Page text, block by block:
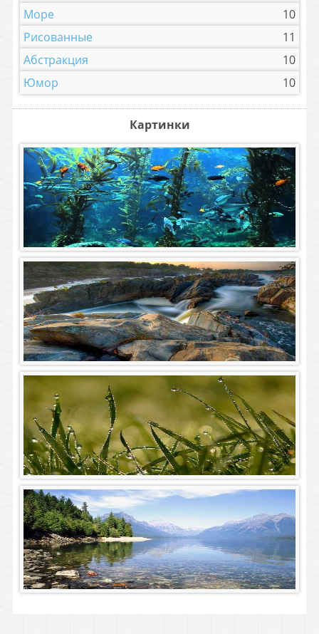
Море
10
Рисованные
11
Абстракция
10
Юмор
10
Картинки